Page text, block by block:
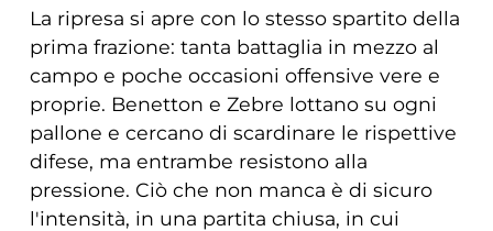
La ripresa si apre con lo stesso spartito della
prima frazione: tanta battaglia in mezzo al
campo e poche occasioni offensive vere e
proprie. Benetton e Zebre lottano su ogni
pallone e cercano di scardinare le rispettive
difese, ma entrambe resistono alla
pressione. Ciò che non manca è di sicuro
l'intensità, in una partita chiusa, in cui